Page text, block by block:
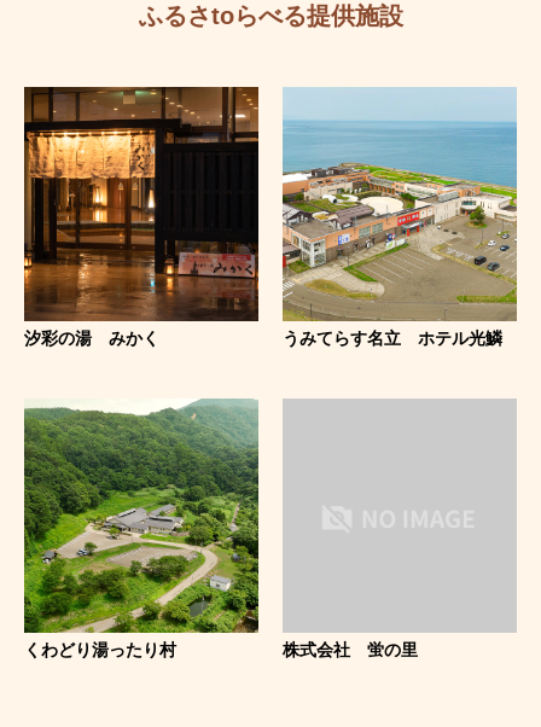
ふるさtoらべる提供施設
汐彩の湯 みかく うみてらす名立 ホテル光鱗
くわどり湯ったり村 株式会社 蛍の里